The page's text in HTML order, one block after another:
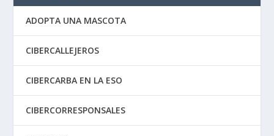
ADOPTA UNA MASCOTA
CIBERCALLEJEROS
CIBERCARBA EN LA ESO
CIBERCORRESPONSALES